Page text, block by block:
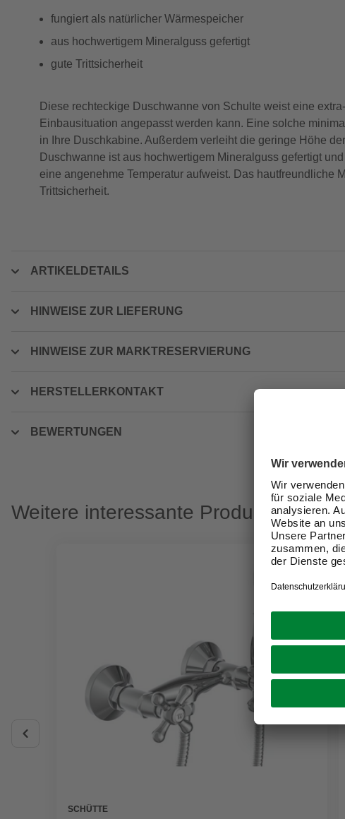
fungiert als natürlicher Wärmespeicher
aus hochwertigem Mineralguss gefertigt
gute Trittsicherheit
Diese rechteckige Duschwanne von Schulte weist eine
Einbausituation angepasst werden kann. Eine solche
in Ihre Duschkabine. Außerdem verleiht die geringe Höhe
Duschwanne ist aus hochwertigem Mineralguss gefertigt
eine angenehme Temperatur aufweist. Das hautfreundliche
Trittsicherheit.
ARTIKELDETAILS
HINWEISE ZUR LIEFERUNG
HINWEISE ZUR MARKTRESERVIERUNG
HERSTELLERKONTAKT
BEWERTUNGEN
Weitere interessante Produkte
SCHÜTTE